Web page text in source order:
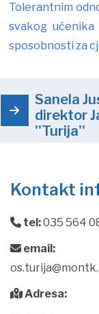
Tolerantnim
svakog
sposobnosti za
Sanela
direktor
''Turija''
Kontakt
tel:035 564
email:
Adresa: